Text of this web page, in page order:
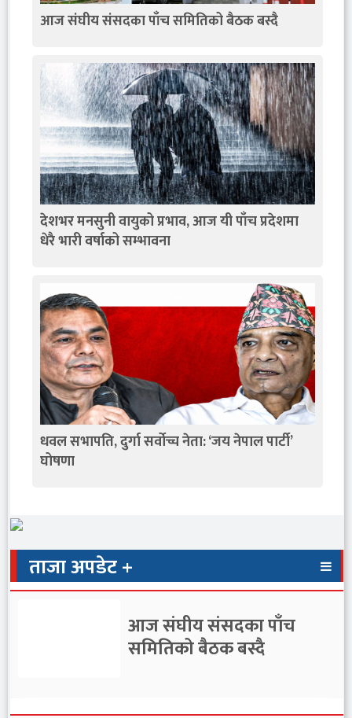
आज संघीय संसदका पाँच समितिको बैठक बस्दै
देशभर मनसुनी वायुको प्रभाव, आज यी पाँच प्रदेशमा
धेरै भारी वर्षाको सम्भावना
धवल सभापति, दुर्गा सर्वोच्च नेता: ‘जय नेपाल पार्टी’
घोषणा
ताजा अपडेट +
आज संघीय संसदका पाँच
समितिको बैठक बस्दै